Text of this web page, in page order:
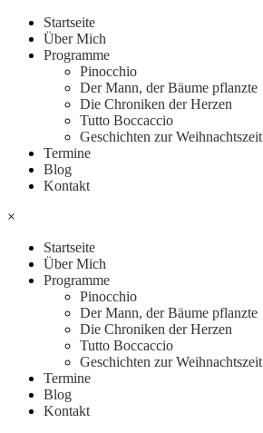
Startseite
Über Mich
Programme
Pinocchio
Der Mann, der Bäume pflanzte
Die Chroniken der Herzen
Tutto Boccaccio
Geschichten zur Weihnachtszeit
Termine
Blog
Kontakt
×
Startseite
Über Mich
Programme
Pinocchio
Der Mann, der Bäume pflanzte
Die Chroniken der Herzen
Tutto Boccaccio
Geschichten zur Weihnachtszeit
Termine
Blog
Kontakt